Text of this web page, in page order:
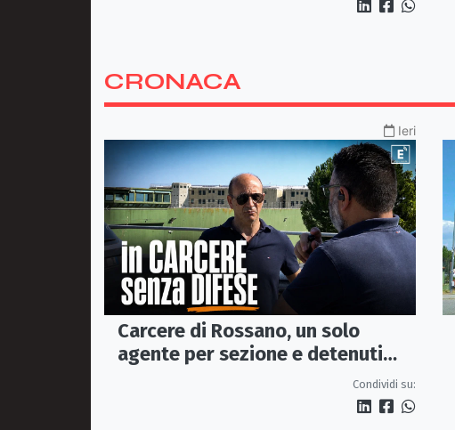
CRONACA
Ieri
Carcere di Rossano, un solo
agente per sezione e detenuti
psichiatrici senza cure: «La
sicurezza è venuta meno» |
Condividi su: